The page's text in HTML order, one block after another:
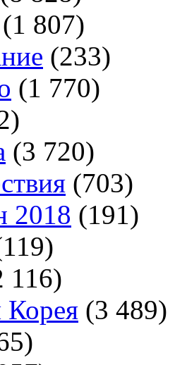
(1 807)
(233)
(1 770)
(3 720)
(703)
2018 (191)
116)
Корея (3 489)